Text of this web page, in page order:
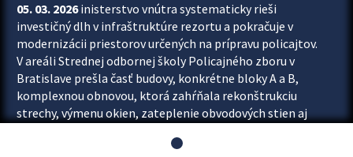
05. 03. 2026inisterstvo vnútra systematicky rieši
investičný dlh v infraštruktúre rezortu a pokračuje v
modernizácii priestorov určených na prípravu policajtov.
V areáli Strednej odbornej školy Policajného zboru v
Bratislave prešla časť budovy, konkrétne bloky A a B,
komplexnou obnovou, ktorá zahŕňala rekonštrukciu
strechy, výmenu okien, zateplenie obvodových stien aj
aj interiéru, kde vznikli nové učebne a moderné